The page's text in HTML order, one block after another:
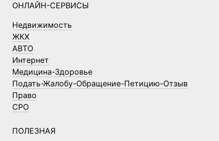
ОНЛАЙН-СЕРВИСЫ
Недвижимость
ЖКХ
АВТО
Интернет
Медицина-Здоровье
Подать-Жалобу-Обращение-Петицию-Отзыв
Право
СРО
ПОЛЕЗНАЯ